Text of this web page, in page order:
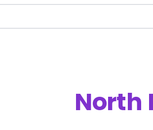
North